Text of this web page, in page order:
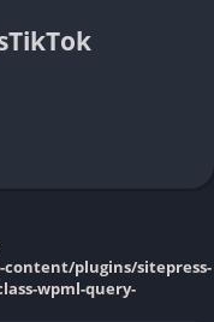
plugins/sitepress-
wpml-query-